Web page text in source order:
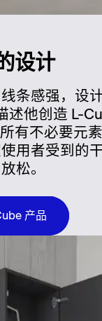
设计
条感强，设
述他创造 L-
有不必要元
用者受到的
松。
产品